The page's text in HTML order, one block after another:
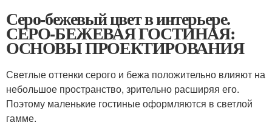
Серо-бежевый цвет в интерьере.
СЕРО-БЕЖЕВАЯ ГОСТИНАЯ:
ОСНОВЫ ПРОЕКТИРОВАНИЯ
Светлые оттенки серого и бежа положительно влияют на
небольшое пространство, зрительно расширяя его.
Поэтому маленькие гостиные оформляются в светлой
гамме.